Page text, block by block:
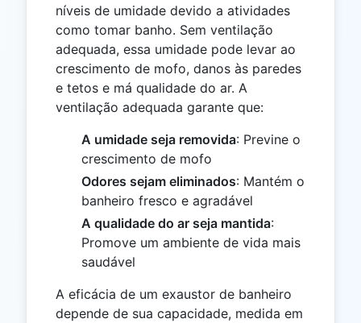
níveis de umidade devido a atividades
como tomar banho. Sem ventilação
adequada, essa umidade pode levar ao
crescimento de mofo, danos às paredes
e tetos e má qualidade do ar. A
ventilação adequada garante que:
A umidade seja removida: Previne o
crescimento de mofo
Odores sejam eliminados: Mantém o
banheiro fresco e agradável
A qualidade do ar seja mantida:
Promove um ambiente de vida mais
saudável
A eficácia de um exaustor de banheiro
depende de sua capacidade, medida em